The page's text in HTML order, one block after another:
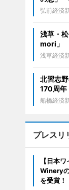
弘前経済
浅草・
mori」
浅草経済
北習志
170周
船橋経済
プレスリ
【日本
Winery
を受賞！